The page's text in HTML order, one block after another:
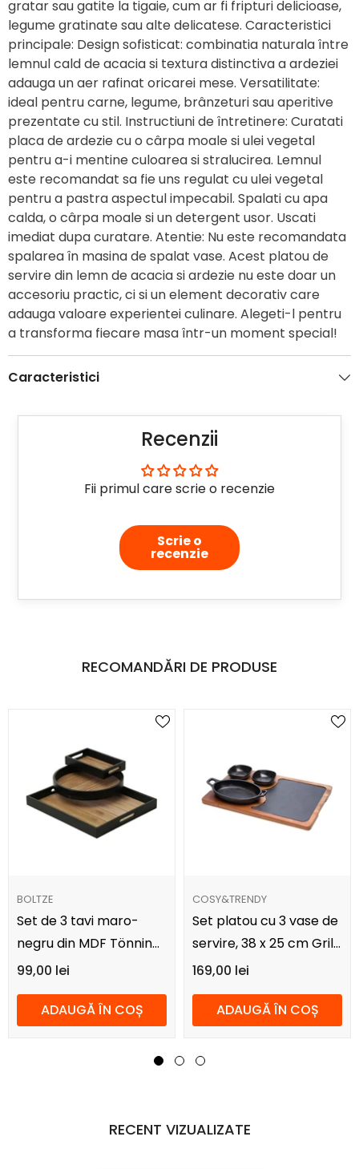
gratar sau gatite la tigaie, cum ar fi fripturi delicioase,
legume gratinate sau alte delicatese. Caracteristici
principale: Design sofisticat: combinatia naturala între
lemnul cald de acacia si textura distinctiva a ardeziei
adauga un aer rafinat oricarei mese. Versatilitate:
ideal pentru carne, legume, brânzeturi sau aperitive
prezentate cu stil. Instructiuni de întretinere: Curatati
placa de ardezie cu o cârpa moale si ulei vegetal
pentru a-i mentine culoarea si stralucirea. Lemnul
este recomandat sa fie uns regulat cu ulei vegetal
pentru a pastra aspectul impecabil. Spalati cu apa
calda, o cârpa moale si un detergent usor. Uscati
imediat dupa curatare. Atentie: Nu este recomandata
spalarea în masina de spalat vase. Acest platou de
servire din lemn de acacia si ardezie nu este doar un
accesoriu practic, ci si un element decorativ care
adauga valoare experientei culinare. Alegeti-l pentru
a transforma fiecare masa într-un moment special!
Caracteristici
Recenzii
Fii primul care scrie o recenzie
Scrie o
recenzie
RECOMANDĂRI DE PRODUSE
FURNIZOR:
BOLTZE
Set de 3 tavi maro-
negru din MDF Tönning
Boltze
99,00 lei
ADAUGĂ ÎN COȘ
FURNIZOR:
COSY&TRENDY
Set platou cu 3 vase de
servire, 38 x 25 cm Grill
pan set Cosy&Trendy
169,00 lei
ADAUGĂ ÎN COȘ
RECENT VIZUALIZATE